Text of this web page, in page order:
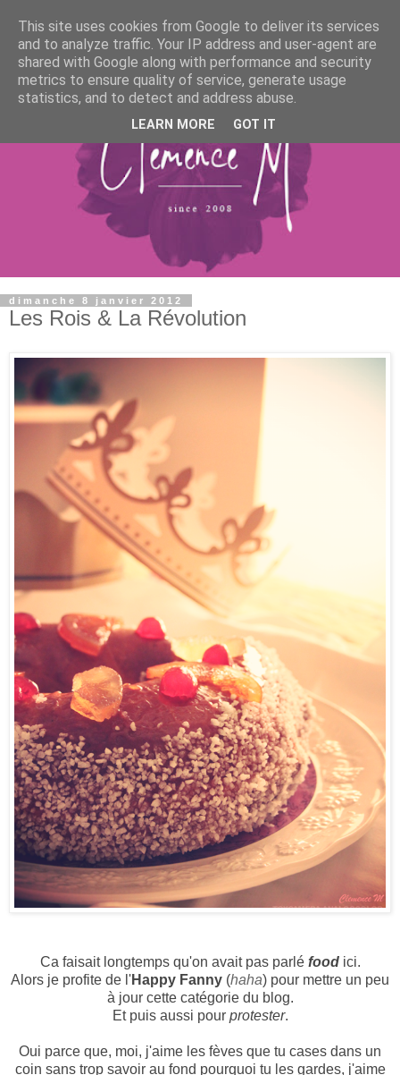
dimanche 8 janvier 2012
Les Rois & La Révolution
Ca faisait longtemps qu'on avait pas parlé foodici.
Alors je profite de l'Happy Fanny (haha) pour mettre un peu
à jour cette catégorie du blog.
Et puis aussi pour protester.
Oui parce que, moi, j'aime les fèves que tu cases dans un
coin sans trop savoir au fond pourquoi tu les gardes, j'aime
This site uses cookies from Google to deliver its services
and to analyze traffic. Your IP address and user-agent are
shared with Google along with performance and security
metrics to ensure quality of service, generate usage
statistics, and to detect and address abuse.
LEARN MORE GOT IT